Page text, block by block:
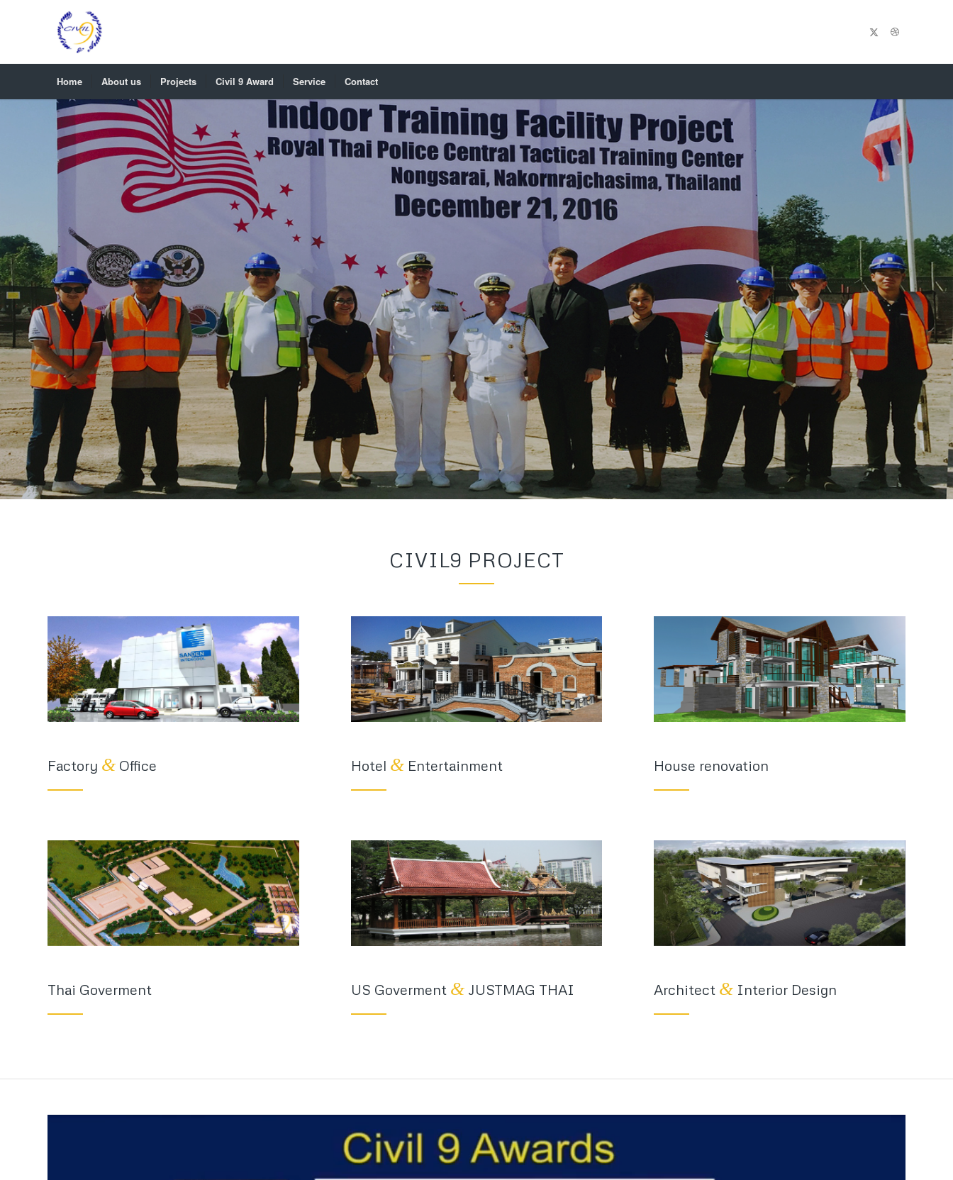
Home About us Projects Civil 9 Award Service Contact
CHOCOLATE GROUP CO,.LTD.
Site Location:Kaset-Nawamin Road
Owner: Chocolate Group Co,.Ltd.
Architect/Structure/Contractor: Civil9 Construction & Architecture Co.,Ltd.
CIVIL9 PROJECT
Factory & Office Hotel &Entertainment House renovation
Thai Goverment US Goverment &JUSTMAG THAI Architect & Interior Design